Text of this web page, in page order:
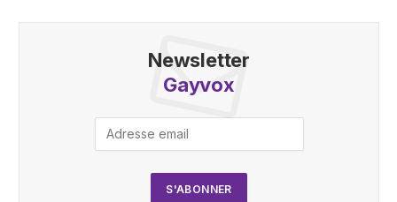
Newsletter
Gayvox